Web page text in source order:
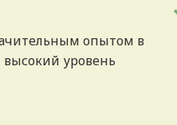
опытом в
высокий уровень